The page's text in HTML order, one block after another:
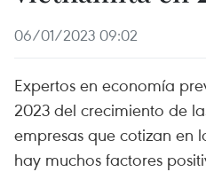
06/01/2023 09:02
Expertos en economía
2023 del crecimiento de
empresas que cotizan en
hay muchos factores